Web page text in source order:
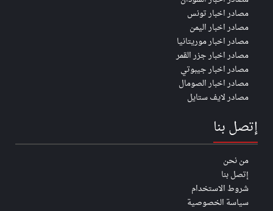
مصادر اخبار تونس
مصادر اخبار اليمن
مصادر اخبار موريتانيا
مصادر اخبار جزر القمر
مصادر اخبار جيبوتي
مصادر اخبار الصومال
مصادر لايف ستايل
إتصل بنا
من نحن
إتصل بنا
شروط الاستخدام
سياسة الخصوصية